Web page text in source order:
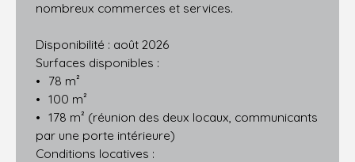
nombreux commerces et services.
Disponibilité : août 2026
Surfaces disponibles :
78 m²
100 m²
178 m² (réunion des deux locaux, communicants
par une porte intérieure)
Conditions locatives :